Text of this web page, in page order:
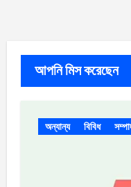
আপনি মিস করেছেন
অন্যান্য বিবিধ